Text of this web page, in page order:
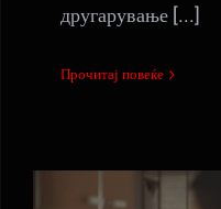
другарување [...]
Прочитај повеќе